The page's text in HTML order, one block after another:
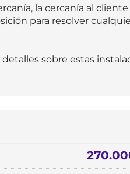
la cercanía al cliente
para resolver
sobre estas